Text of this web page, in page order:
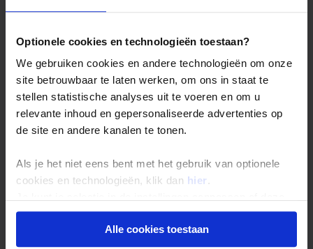
Optionele cookies en technologieën toestaan?
We gebruiken cookies en andere technologieën om onze
site betrouwbaar te laten werken, om ons in staat te
stellen statistische analyses uit te voeren en om u
relevante inhoud en gepersonaliseerde advertenties op
de site en andere kanalen te tonen.
Als je het niet eens bent met het gebruik van optionele
cookies en technologieën, klik dan hier .
onder aan de pagina op elk gewenst moment voor de
toekomst wijzigen.Alle cookies toestaan